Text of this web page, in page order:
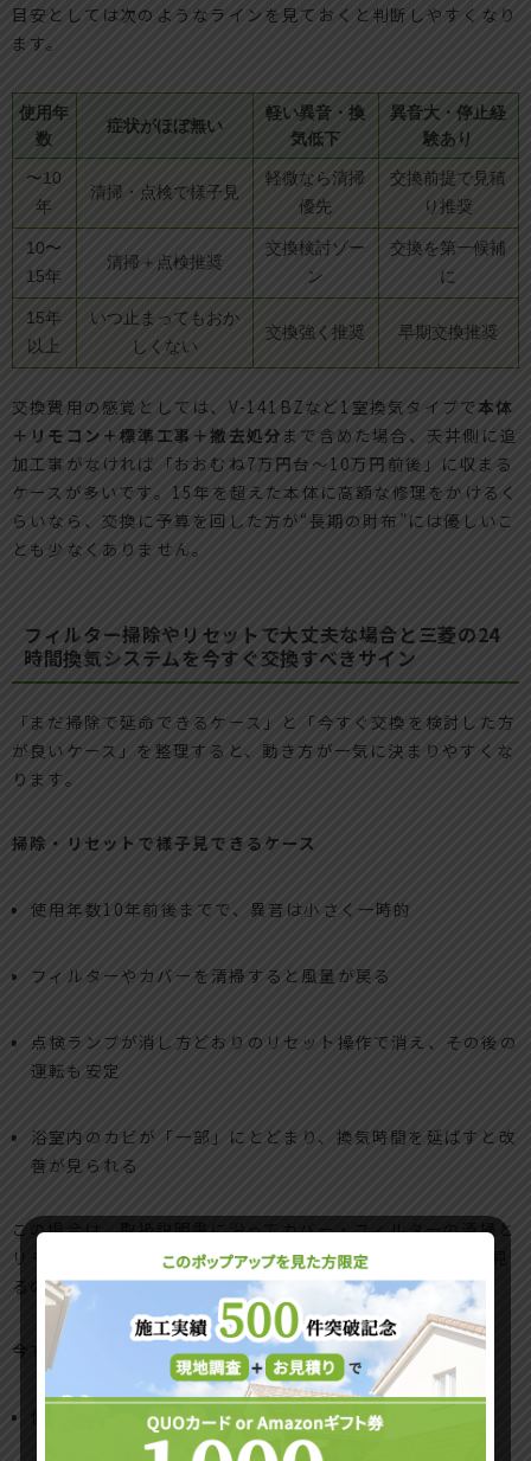
目安としては次のようなラインを見ておくと判断しやすくなり
ます。
使用年
数
症状がほぼ無い
軽い異音・換
気低下
異音大・停止経
験あり
〜10
年
清掃・点検で様子見
軽微なら清掃
優先
交換前提で見積
り推奨
10〜
15年
清掃＋点検推奨
交換検討ゾー
ン
交換を第一候補
に
15年
以上
いつ止まってもおか
しくない
交換強く推奨 早期交換推奨
交換費用の感覚としては、V-141BZなど1室換気タイプで 本体
＋リモコン＋標準工事＋撤去処分 まで含めた場合、天井側に追
加工事がなければ「おおむね7万円台〜10万円前後」に収まる
ケースが多いです。15年を超えた本体に高額な修理をかけるく
らいなら、交換に予算を回した方が“長期の財布”には優しいこ
とも少なくありません。
フィルター掃除やリセットで大丈夫な場合と三菱の24
時間換気システムを今すぐ交換すべきサイン
「まだ掃除で延命できるケース」と「今すぐ交換を検討した方
が良いケース」を整理すると、動き方が一気に決まりやすくな
ります。
掃除・リセットで様子見できるケース
使用年数10年前後までで、異音は小さく一時的
フィルターやカバーを清掃すると風量が戻る
点検ランプが消し方どおりのリセット操作で消え、その後の
運転も安定
浴室内のカビが「一部」にとどまり、換気時間を延ばすと改
善が見られる
この場合は、取扱説明書に沿ってカバー・フィルターの清掃と
リモコンでのリセット操作を行い、数日〜1週間ほど様子を見
るのが現実的です。
今すぐ交換を検討すべきサイン
使用年数が15年前後、もしくはそれ以上